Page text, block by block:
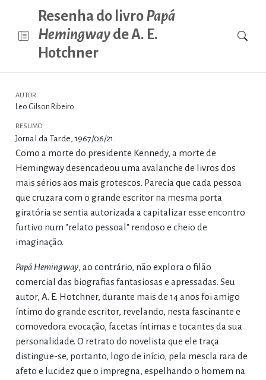
Resenha do livroPapá
Hemingwayde A. E.
Hotchner
AUTOR
Leo Gilson Ribeiro
RESUMO
Jornal da Tarde, 1967/06/21.
Como a morte do presidente Kennedy, a morte de
Hemingway desencadeou uma avalanche de livros dos
mais sérios aos mais grotescos. Parecia que cada pessoa
que cruzara com o grande escritor na mesma porta
giratória se sentia autorizada a capitalizar esse encontro
furtivo num "relato pessoal" rendoso e cheio de
imaginação.
Papá Hemingway, ao contrário, não explora o filão
comercial das biografias fantasiosas e apressadas. Seu
autor, A. E. Hotchner, durante mais de 14 anos foi amigo
íntimo do grande escritor, revelando, nesta fascinante e
comovedora evocação, facetas íntimas e tocantes da sua
personalidade. O retrato do novelista que ele traça
distingue-se, portanto, logo de início, pela mescla rara de
afeto e lucidez que o impregna, espelhando o homem na